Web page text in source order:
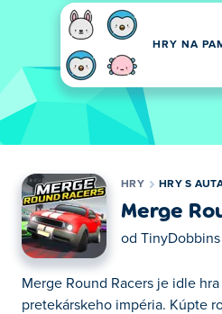
HRY NA
HRY HRY S
Merge
od TinyDobbins
Merge Round Racers je idle
pretekárskeho impéria. Kúpte